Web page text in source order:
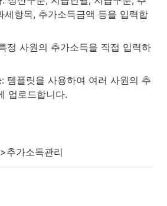
세항목, 추가소득금액 등을 입력합
정 사원의 추가소득을 직접 입력하
: 템플릿을 사용하여 여러 사원의 추
업로드합니다.
추가소득관리